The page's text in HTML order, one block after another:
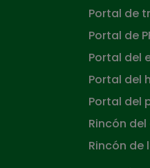
Portal de
Portal de
Portal del
Portal del
Portal del
Rincón
Rincón de